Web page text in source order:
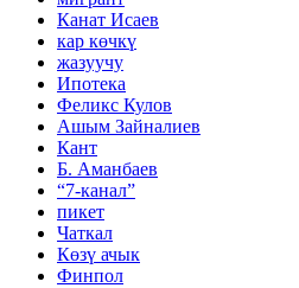
Канат Исаев
кар көчкү
жазуучу
Ипотека
Феликс Кулов
Ашым Зайналиев
Кант
Б. Аманбаев
“7-канал”
пикет
Чаткал
Көзү ачык
Финпол